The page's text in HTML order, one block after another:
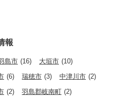
報
島市 (16) 大垣市 (10)
(6) 瑞穂市 (3) 中津川市 (2)
(2) 羽島郡岐南町 (2)